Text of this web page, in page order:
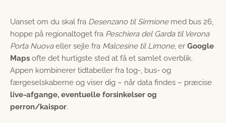
Uanset om du skal fra Desenzano til Sirmionemed bus 26,
hoppe på regionaltoget fra Peschiera del Garda til Verona
Porta Nuovaeller sejle fra Malcesine til Limone, er Google
Maps ofte det hurtigste sted at få et samlet overblik.
Appen kombinerer tidtabeller fra tog-, bus- og
færgeselskaberne og viser dig – når data findes – præcise
live-afgange, eventuelle forsinkelser og
perron/kaispor.